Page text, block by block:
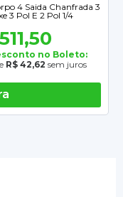
4 Saida Chanfrada 3
3 Pol E 2 Pol 1/4
no Boleto:
R$ 42,62 sem juros